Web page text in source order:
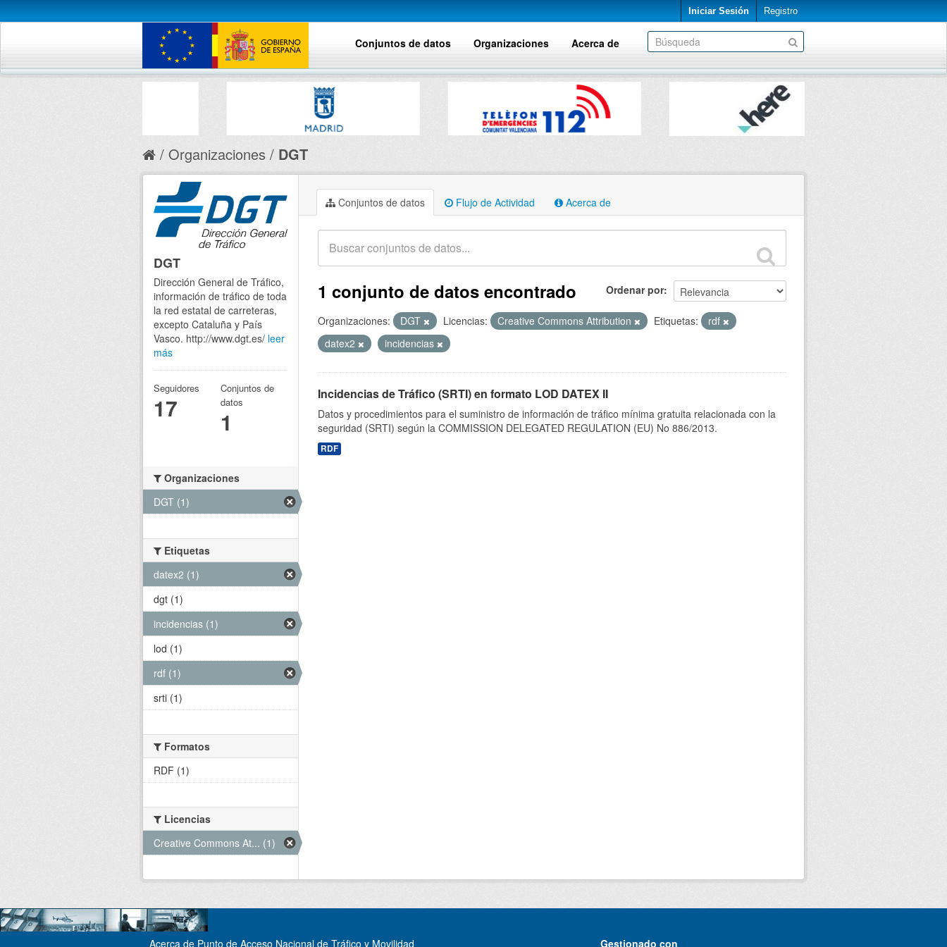
Iniciar Sesión Registro
Conjuntos de datos Organizaciones Acerca de
Organizaciones DGT
Conjuntos de datos Flujo de Actividad Acerca de
Ordenar por
1 conjunto de datos encontrado
Organizaciones: DGT Licencias: Creative Commons Attribution Etiquetas:
rdf
datex2
incidencias
Incidencias de Tráfico (SRTI) en formato LOD DATEX II
Datos y procedimientos para el suministro de información de tráfico mínima gratuita relacionada con la
seguridad (SRTI) según la COMMISSION DELEGATED REGULATION (EU) No 886/2013.
RDF
DGT
Dirección General de Tráfico,
información de tráfico de toda
la red estatal de carreteras,
excepto Cataluña y País
Vasco. http://www.dgt.es/ leer
más
Seguidores
17
Conjuntos de
datos
1
Organizaciones
DGT (1)
Etiquetas
datex2 (1)
dgt (1)
incidencias (1)
lod (1)
rdf (1)
srti (1)
Formatos
RDF (1)
Licencias
Creative Commons At... (1)
Acerca de Punto de Acceso Nacional de Tráfico y Movilidad Gestionado con